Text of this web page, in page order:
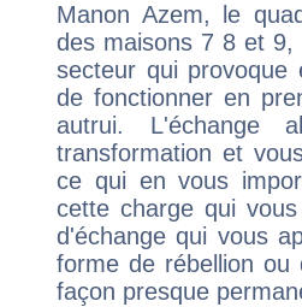
Manon Azem, le
des maisons 7 8 et
secteur qui provoque
de fonctionner en
autrui. L'échange
transformation et
ce qui en vous
cette charge qui
d'échange qui vous
forme de rébellion ou
façon presque